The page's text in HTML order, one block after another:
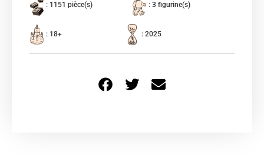
: 1151 pièce(s) : 3 figurine(s)
: 18+ : 2025